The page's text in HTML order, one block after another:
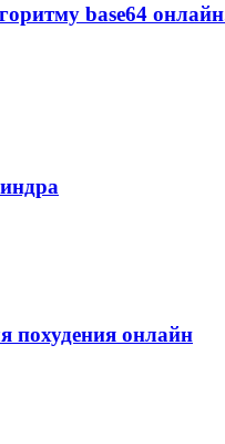
base64
похудения онлайн